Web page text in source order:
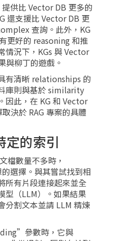
供比 Vector DB 更多的
還支援比 Vector DB 更
查詢。此外，KG
更好的 reasoning 和推
況下，KGs 與 Vector
與柳丁的遊戲。
有清晰 relationships 的
庫則與基於 similarity
因此，在 KG 和 Vector
決於 RAG 專案的具體
定的索引
檔數量不多時，
選擇。與其嘗試找到相
所有片段連接起來並全
型（LLM）。如果結果
分割文本並請 LLM 精煉
參數時，它與